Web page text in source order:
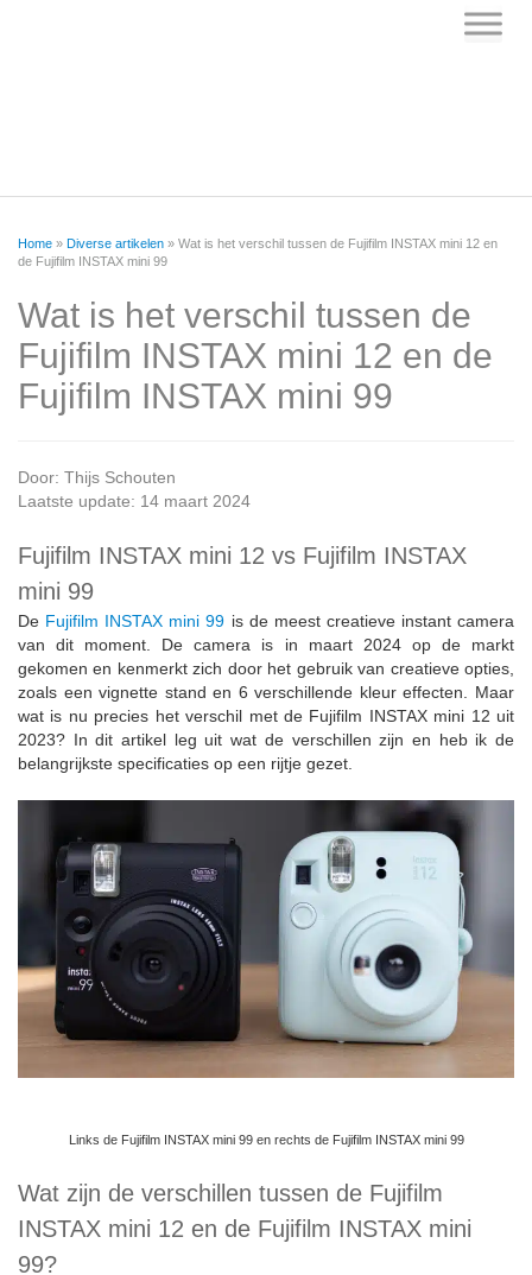
Home » Diverse artikelen » Wat is het verschil tussen de Fujifilm INSTAX mini 12 en
de Fujifilm INSTAX mini 99
Wat is het verschil tussen de
Fujifilm INSTAX mini 12 en de
Fujifilm INSTAX mini 99
Door: Thijs Schouten
Laatste update: 14 maart 2024
Fujifilm INSTAX mini 12 vs Fujifilm INSTAX
mini 99
De Fujifilm INSTAX mini 99 is de meest creatieve instant camera
van dit moment. De camera is in maart 2024 op de markt
gekomen en kenmerkt zich door het gebruik van creatieve opties,
zoals een vignette stand en 6 verschillende kleur effecten. Maar
wat is nu precies het verschil met de Fujifilm INSTAX mini 12 uit
2023? In dit artikel leg uit wat de verschillen zijn en heb ik de
belangrijkste specificaties op een rijtje gezet.
Links de Fujifilm INSTAX mini 99 en rechts de Fujifilm INSTAX mini 99
Wat zijn de verschillen tussen de Fujifilm
INSTAX mini 12 en de Fujifilm INSTAX mini
99?